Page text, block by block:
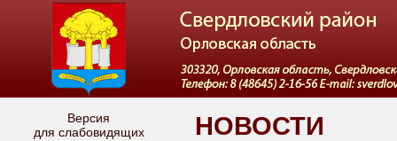
Версия
для слабовидящих
НОВОСТИ